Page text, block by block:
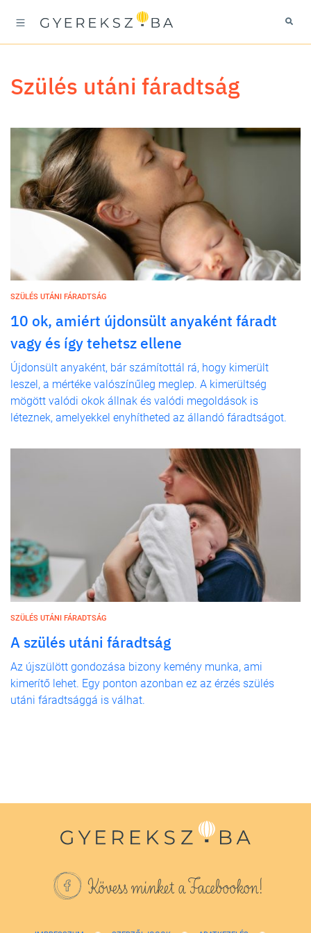
szülés utáni fáradtság
SZÜLÉS UTÁNI FÁRADTSÁG
10 ok, amiért újdonsült anyaként fáradt
vagy és így tehetsz ellene
Újdonsült anyaként, bár számítottál rá, hogy kimerült
leszel, a mértéke valószínűleg meglep. A kimerültség
mögött valódi okok állnak és valódi megoldások is
léteznek, amelyekkel enyhítheted az állandó fáradtságot.
SZÜLÉS UTÁNI FÁRADTSÁG
A szülés utáni fáradtság
Az újszülött gondozása bizony kemény munka, ami
kimerítő lehet. Egy ponton azonban ez az érzés szülés
utáni fáradtsággá is válhat.
Kövess minket a Facebookon!